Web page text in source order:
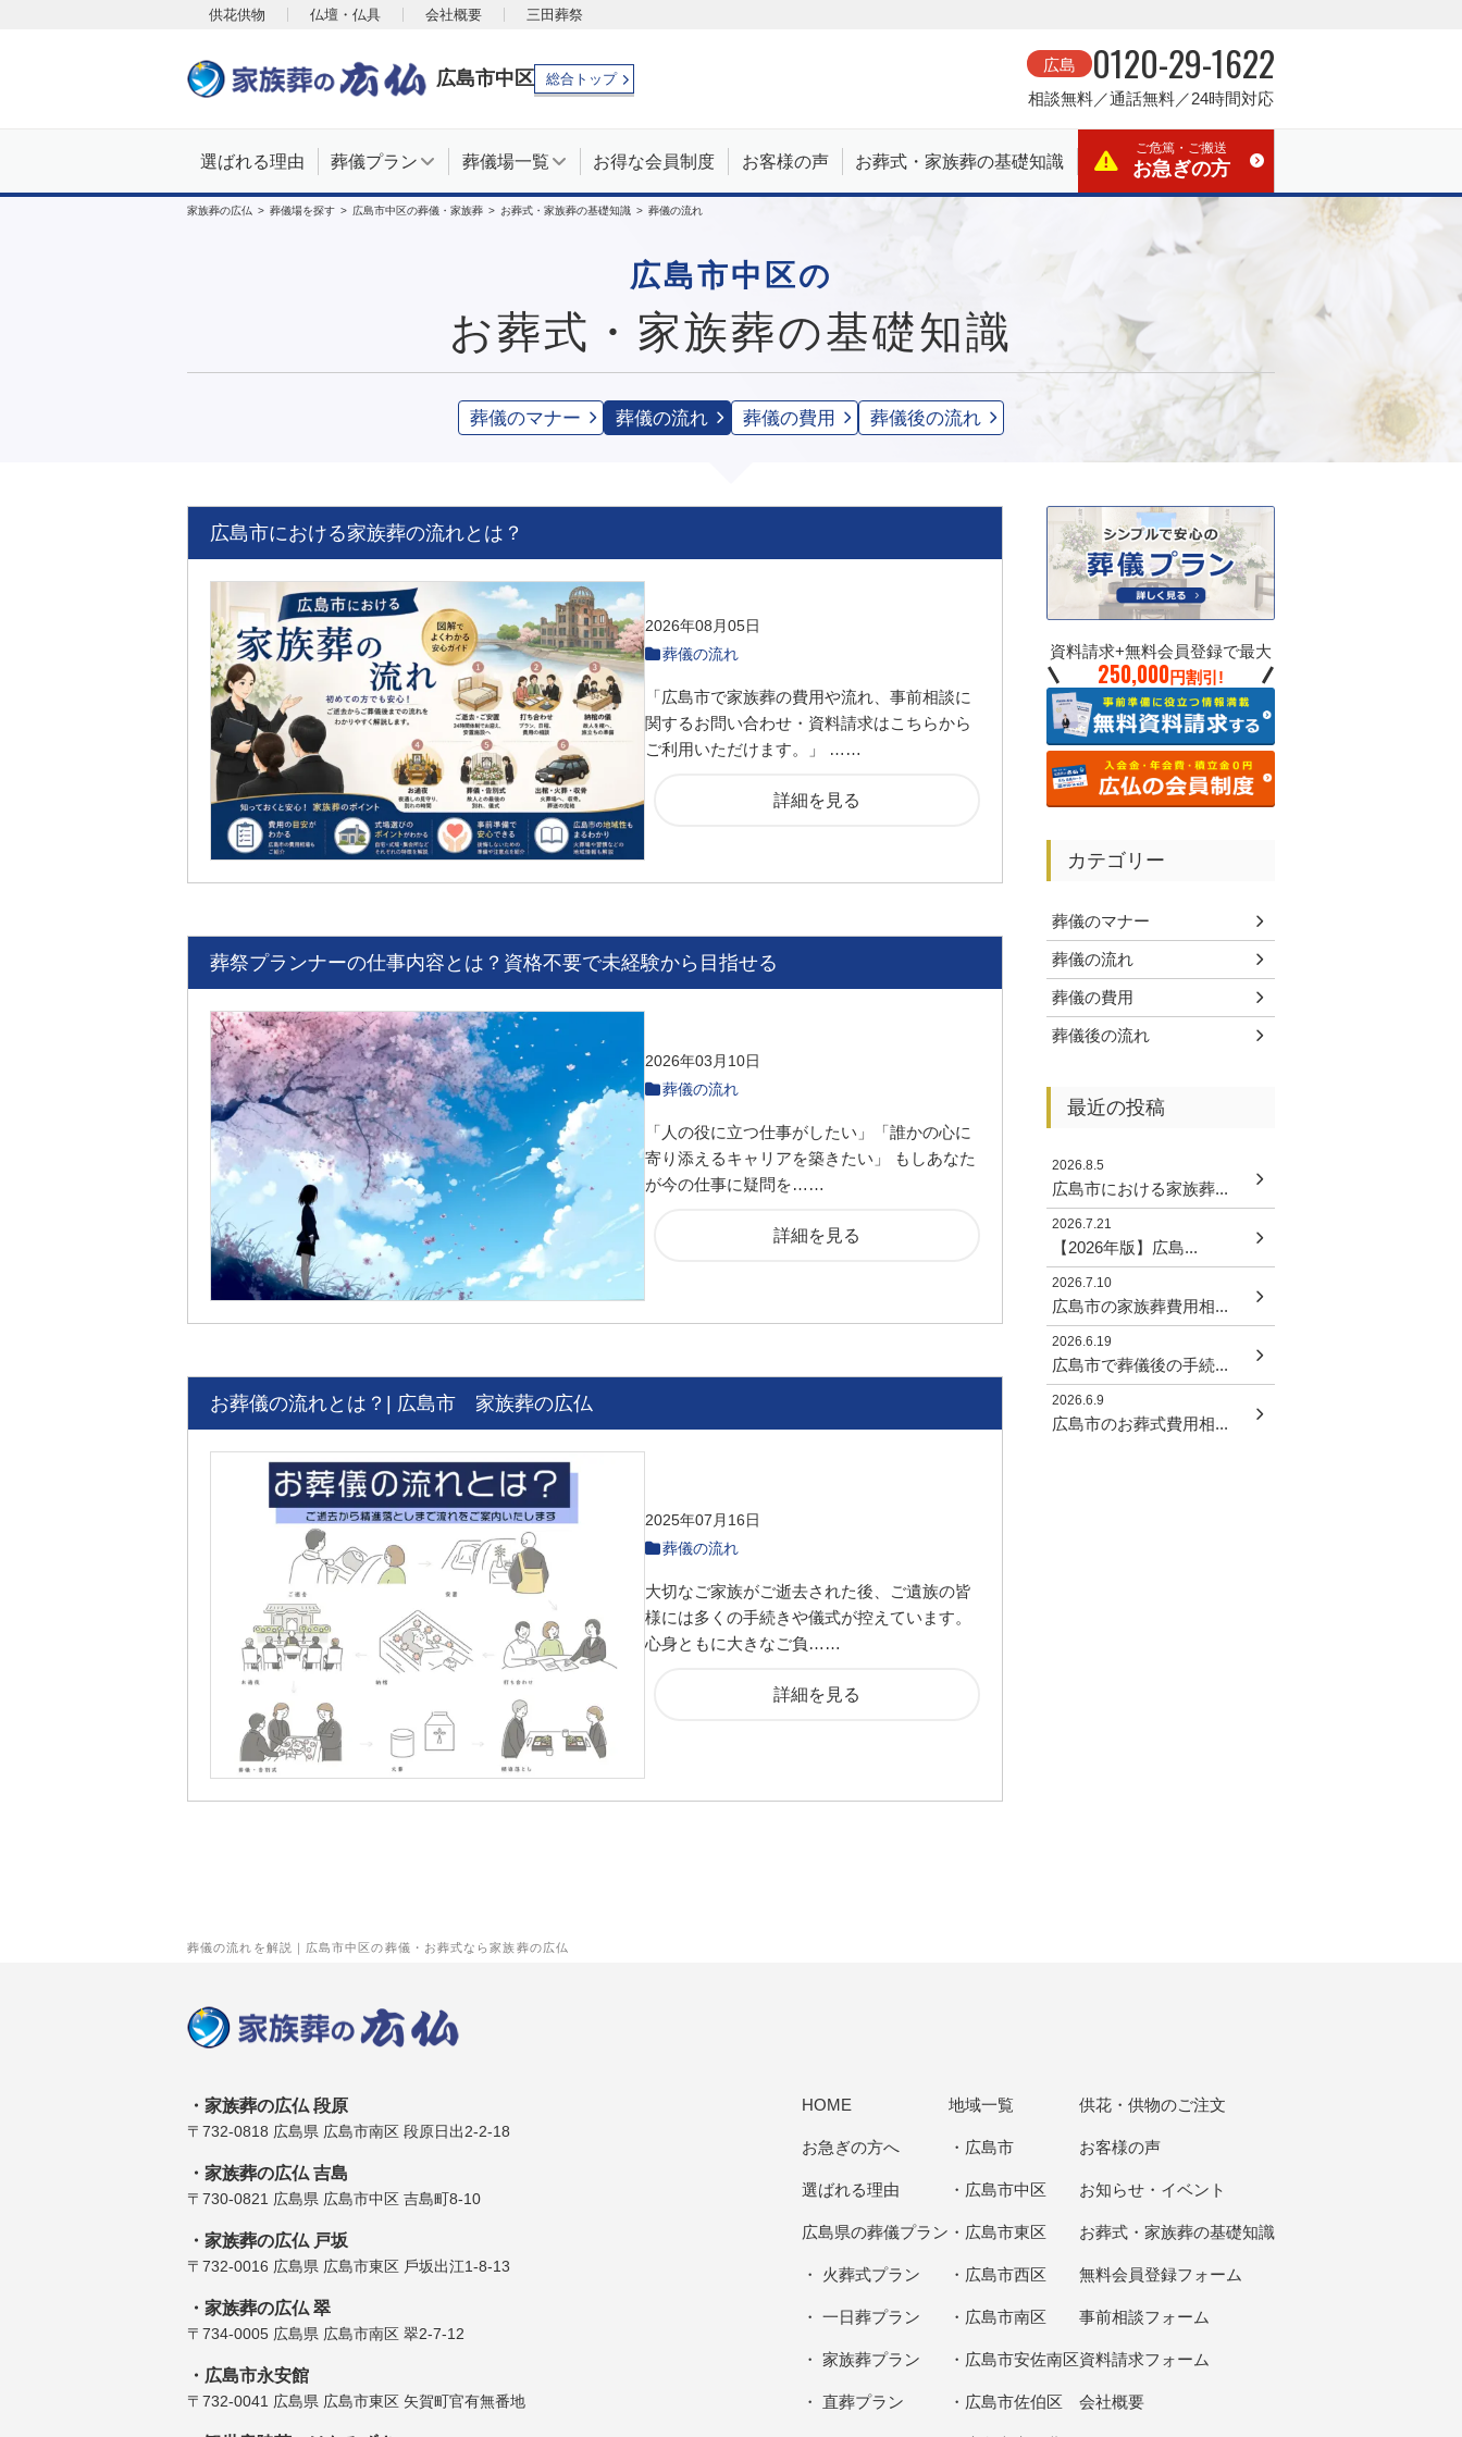
供花供物 仏壇・仏具 会社概要 三田葬祭
広島市中区 総合トップ
広島 0120-29-1622
相談無料／通話無料／24時間対応
選ばれる理由 葬儀プラン 葬儀場一覧 お得な会員制度 お客様の声 お葬式・家族葬の基礎知識
ご危篤・ご搬送
お急ぎの方
家族葬の広仏 葬儀場を探す 広島市中区の葬儀・家族葬 お葬式・家族葬の基礎知識 葬儀の流れ
葬儀の流れを解説｜広島市中区の葬儀・お葬式なら家族葬の広仏
広島市中区の
お葬式・家族葬の基礎知識
葬儀のマナー 葬儀の流れ 葬儀の費用 葬儀後の流れ
広島市における家族葬の流れとは？
2026年08月05日
葬儀の流れ
「広島市で家族葬の費用や流れ、事前相談に
関するお問い合わせ・資料請求はこちらから
ご利用いただけます。」 ……
詳細を見る
葬祭プランナーの仕事内容とは？資格不要で未経験から目指せる
2026年03月10日
葬儀の流れ
「人の役に立つ仕事がしたい」「誰かの心に
寄り添えるキャリアを築きたい」 もしあなた
が今の仕事に疑問を……
詳細を見る
お葬儀の流れとは？| 広島市 家族葬の広仏
2025年07月16日
葬儀の流れ
大切なご家族がご逝去された後、ご遺族の皆
様には多くの手続きや儀式が控えています。
心身ともに大きなご負……
詳細を見る
資料請求+無料会員登録で最大
250,000円割引!
カテゴリー
葬儀のマナー
葬儀の流れ
葬儀の費用
葬儀後の流れ
最近の投稿
2026.8.5
広島市における家族葬...
2026.7.21
【2026年版】広島...
2026.7.10
広島市の家族葬費用相...
2026.6.19
広島市で葬儀後の手続...
2026.6.9
広島市のお葬式費用相...
家族葬の広仏 段原
〒732-0818 広島県 広島市南区 段原日出2-2-18
家族葬の広仏 吉島
〒730-0821 広島県 広島市中区 吉島町8-10
家族葬の広仏 戸坂
〒732-0016 広島県 広島市東区 ⼾坂出江1-8-13
家族葬の広仏 翠
〒734-0005 広島県 広島市南区 翠2-7-12
広島市永安館
〒732-0041 広島県 広島市東区 矢賀町官有無番地
HOME
お急ぎの方へ
選ばれる理由
広島県の葬儀プラン
火葬式プラン
一日葬プラン
家族葬プラン
直葬プラン
地域一覧
広島市
広島市中区
広島市東区
広島市西区
広島市南区
広島市安佐南区
広島市佐伯区
供花・供物のご注文
お客様の声
お知らせ・イベント
お葬式・家族葬の基礎知識
無料会員登録フォーム
事前相談フォーム
資料請求フォーム
会社概要